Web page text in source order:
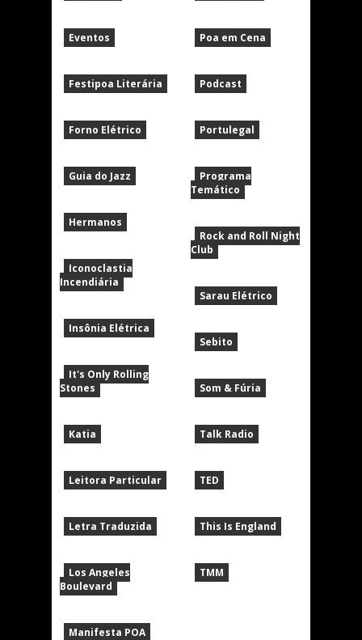
Eventos
Festipoa Literária
Forno Elétrico
Guia do Jazz
Hermanos
Iconoclastia
Incendiária
Insônia Elétrica
It's Only Rolling
Stones
Katia
Leitora Particular
Letra Traduzida
Los Angeles
Boulevard
Manifesta POA
Poa em Cena
Podcast
Portulegal
Programa
Temático
Rock and Roll Night
Club
Sarau Elétrico
Sebito
Som & Fúria
Talk Radio
TED
This Is England
TMM